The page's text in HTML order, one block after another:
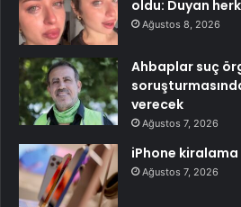
oldu: Duyan
Ağustos 8, 2026
Ahbaplar suç
verecek
Ağustos 7, 2026
iPhone
Ağustos 7, 2026